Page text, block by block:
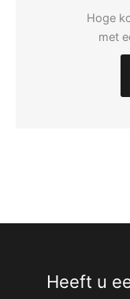
Hoge
met
Heeft u